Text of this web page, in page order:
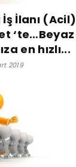
İlanı (Acil)
‘te…Beyaz
en hızlı...
2019